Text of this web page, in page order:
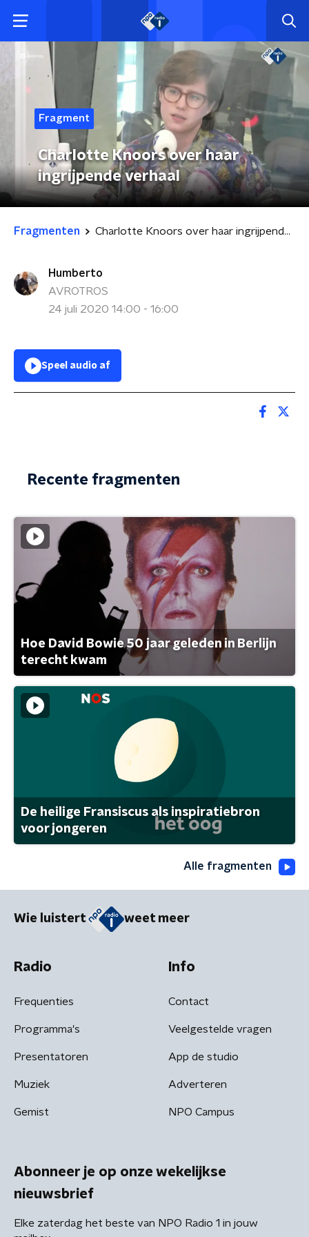
Fragment
Charlotte Knoors over haar
ingrijpende verhaal
Fragmenten Charlotte Knoors over haar ingrijpende verhaal
Humberto
AVROTROS
24 juli 2020 14:00 - 16:00
Speel audio af
Recente fragmenten
Hoe David Bowie 50 jaar geleden in Berlijn
terecht kwam
De heilige Fransiscus als inspiratiebron
voor jongeren
Alle fragmenten
Wie luistert weet meer
Radio
Frequenties
Programma's
Presentatoren
Muziek
Gemist
Info
Contact
Veelgestelde vragen
App de studio
Adverteren
NPO Campus
Abonneer je op onze wekelijkse
nieuwsbrief
Elke zaterdag het beste van NPO Radio 1 in jouw